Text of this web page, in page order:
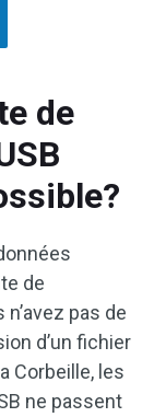
de
de
pas de
d’un fichier
Corbeille, les
ne passent